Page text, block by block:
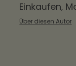
Einkaufen,
Über diesen Autor